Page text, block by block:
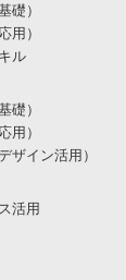
礎）
用）
ル
礎）
用）
ザイン活用）
活用